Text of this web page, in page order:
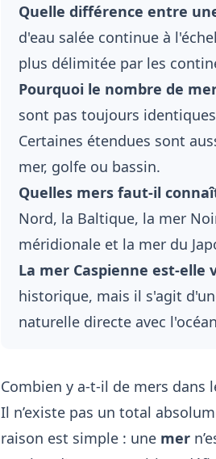
Quelle différence entre
d'eau salée continue à
plus délimitée par les
Pourquoi le nombre de
sont pas toujours
Certaines étendues sont
mer, golfe ou bassin.
Quelles mers faut-il
Nord, la Baltique, la mer
méridionale et la mer du
La mer Caspienne est-elle
historique, mais il s'agit
naturelle directe avec
Combien y a-t-il de mers dans
Il n’existe pas un total
raison est simple : une mer